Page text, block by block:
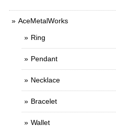
AceMetalWorks
Ring
Pendant
Necklace
Bracelet
Wallet